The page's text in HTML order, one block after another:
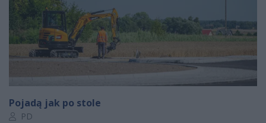
Pojadą jak po stole
Autor artykułu:
PD